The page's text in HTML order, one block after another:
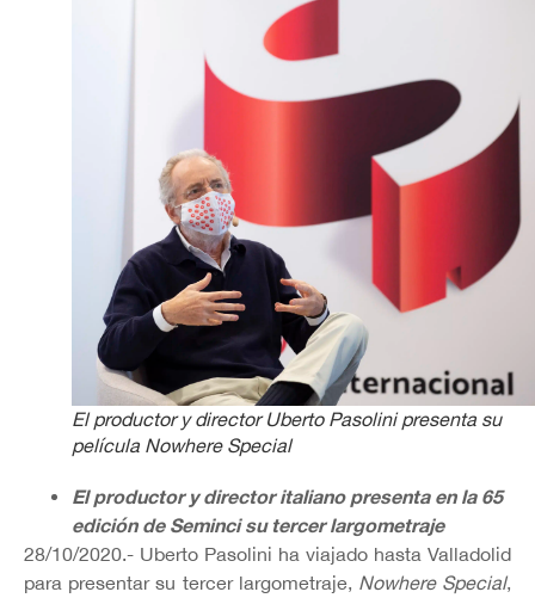
El productor y director Uberto Pasolini presenta su
película Nowhere Special
El productor y director italiano presenta en la 65
edición de Seminci su tercer largometraje
28/10/2020.- Uberto Pasolini ha viajado hasta Valladolid
para presentar su tercer largometraje, Nowhere Special,